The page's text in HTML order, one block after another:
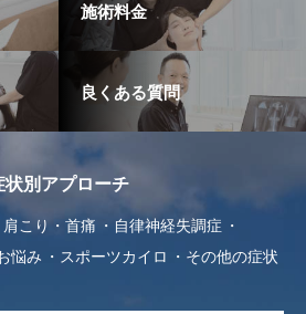
施術料金
良くある質問
状別アプローチ
肩こり・首痛
自律神経失調症
悩み スポーツカイロ その他の症状